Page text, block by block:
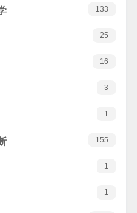
133
25
16
3
1
155
1
1